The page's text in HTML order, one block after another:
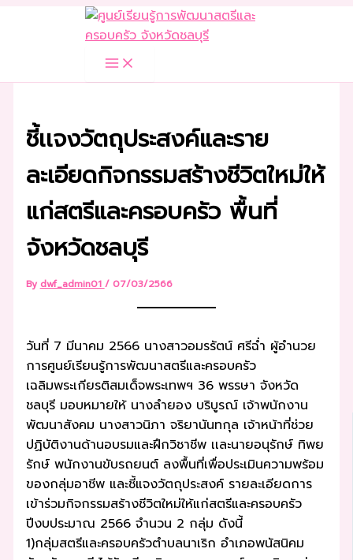
ชี้เเจงวัตถุประสงค์และราย
ละเอียดกิจกรรมสร้างชีวิตใหม่ให้
แก่สตรีและครอบครัว พื้นที่
จังหวัดชลบุรี
By dwf_admin01 / 07/03/2566
วันที่ 7 มีนาคม 2566 นางสาวอมรรัตน์ ศรีฉ่ำ ผู้อำนวย
การศูนย์เรียนรู้การพัฒนาสตรีและครอบครัว
เฉลิมพระเกียรติสมเด็จพระเทพฯ 36 พรรษา จังหวัด
ชลบุรี มอบหมายให้ นางลำยอง บริบูรณ์ เจ้าพนักงาน
พัฒนาสังคม นางสาวนิภา จริยานันทกุล เจ้าหน้าที่ช่วย
ปฏิบัติงานด้านอบรมและฝึกวิชาชีพ เเละนายอนุรักษ์ ทิพย
รักษ์ พนักงานขับรถยนต์ ลงพื้นที่เพื่อประเมินความพร้อม
ของกลุ่มอาชีพ และชี้แจงวัตถุประสงค์ รายละเอียดการ
เข้าร่วมกิจกรรมสร้างชีวิตใหม่ให้แก่สตรีและครอบครัว
ปีงบประมาณ 2566 จำนวน 2 กลุ่ม ดังนี้
1)กลุ่มสตรีและครอบครัวตำบลนาเริก อำเภอพนัสนิคม